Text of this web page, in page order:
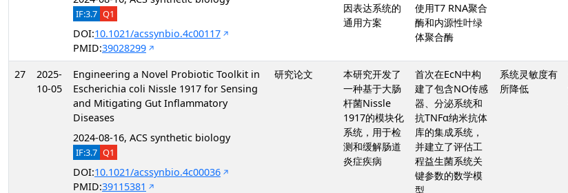
IF:3.7 Q1
DOI:10.1021/acssynbio.4c00117
PMID:39028299
因表达系统的
通用方案
使用T7 RNA聚合
酶和内源性叶绿
体聚合酶
27
2025-
10-05
Engineering a Novel Probiotic Toolkit in
Escherichia coli Nissle 1917 for Sensing
and Mitigating Gut Inflammatory
Diseases
2024-08-16, ACS synthetic biology
IF:3.7 Q1
DOI:10.1021/acssynbio.4c00036
PMID:39115381
研究论文
本研究开发了
一种基于大肠
杆菌Nissle
1917的模块化
系统，用于检
测和缓解肠道
炎症疾病
首次在EcN中构
建了包含NO传感
器、分泌系统和
抗TNFα纳米抗体
库的集成系统，
并建立了评估工
程益生菌系统关
键参数的数学模
型
系统灵敏度有
所降低